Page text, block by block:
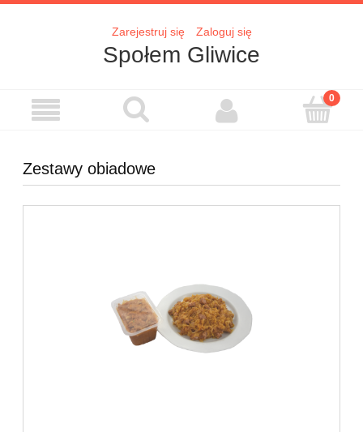
Zarejestruj się Zaloguj się
Społem Gliwice
Zestawy obiadowe